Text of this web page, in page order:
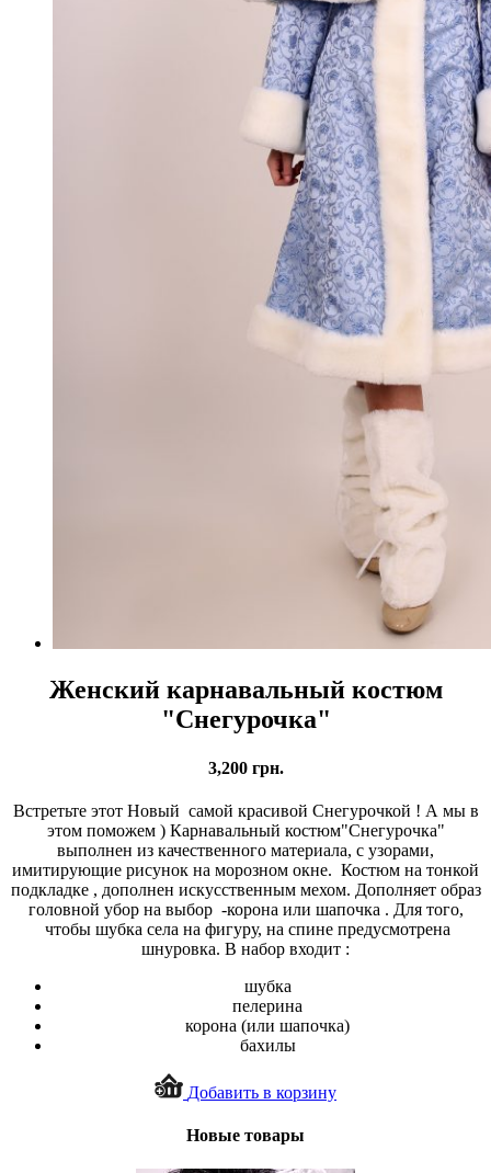
Женский карнавальный костюм
"Снегурочка"
3,200 грн.
Встретьте этот Новый самой красивой Снегурочкой ! А мы в
этом поможем ) Карнавальный костюм"Снегурочка"
выполнен из качественного материала, c узорами,
имитирующие рисунок на морозном окне. Костюм на тонкой
подкладке , дополнен искусственным мехом. Дополняет образ
головной убор на выбор -корона или шапочка . Для того,
чтобы шубка села на фигуру, на спине предусмотрена
шнуровка. В набор входит :
шубка
пелерина
корона (или шапочка)
бахилы
Добавить в корзину
Новые товары